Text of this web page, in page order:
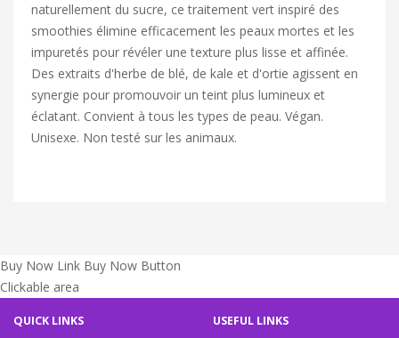
naturellement du sucre, ce traitement vert inspiré des
smoothies élimine efficacement les peaux mortes et les
impuretés pour révéler une texture plus lisse et affinée.
Des extraits d'herbe de blé, de kale et d'ortie agissent en
synergie pour promouvoir un teint plus lumineux et
éclatant. Convient à tous les types de peau. Végan.
Unisexe. Non testé sur les animaux.
Buy Now Link Buy Now Button
Clickable area
QUICK LINKS
USEFUL LINKS